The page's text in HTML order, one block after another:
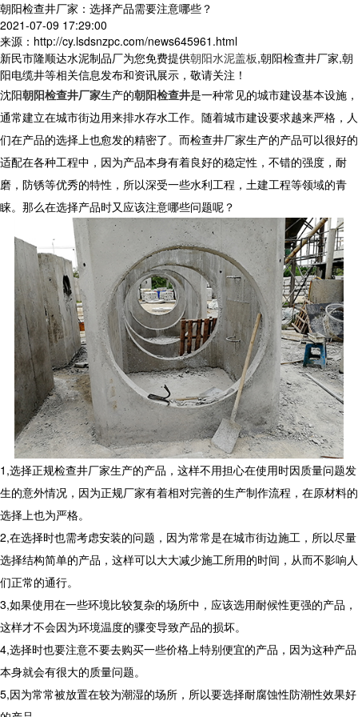
朝阳检查井厂家：选择产品需要注意哪些？
2021-07-09 17:29:00
来源：http://cy.lsdsnzpc.com/news645961.html
新民市隆顺达水泥制品厂为您免费提供朝阳水泥盖板,朝阳检查井厂家,朝
阳电缆井等相关信息发布和资讯展示，敬请关注！
沈阳朝阳检查井厂家生产的朝阳检查井是一种常见的城市建设基本设施，
通常建立在城市街边用来排水存水工作。随着城市建设要求越来严格，人
们在产品的选择上也愈发的精密了。而检查井厂家生产的产品可以很好的
适配在各种工程中，因为产品本身有着良好的稳定性，不错的强度，耐
磨，防锈等优秀的特性，所以深受一些水利工程，土建工程等领域的青
睐。那么在选择产品时又应该注意哪些问题呢？
1,选择正规检查井厂家生产的产品，这样不用担心在使用时因质量问题发
生的意外情况，因为正规厂家有着相对完善的生产制作流程，在原材料的
选择上也为严格。
2,在选择时也需考虑安装的问题，因为常常是在城市街边施工，所以尽量
选择结构简单的产品，这样可以大大减少施工所用的时间，从而不影响人
们正常的通行。
3,如果使用在一些环境比较复杂的场所中，应该选用耐候性更强的产品，
这样才不会因为环境温度的骤变导致产品的损坏。
4,选择时也要注意不要去购买一些价格上特别便宜的产品，因为这种产品
本身就会有很大的质量问题。
5,因为常常被放置在较为潮湿的场所，所以要选择耐腐蚀性防潮性效果好